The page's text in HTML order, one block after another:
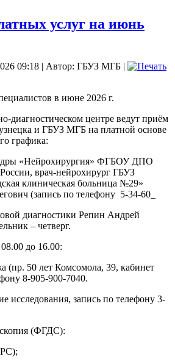
услуг на июнь
09:18 | Автор: ГБУЗ МГБ |
в июне 2026 г.
центре ведут приём
и ГБУЗ МГБ на платной основе
графика:
«Нейрохирургия» ФГБОУ ДПО
врач-нейрохирург ГБУЗ
клиническая больница №29»
(запись по телефону 5-34-60_
диагностики Репин Андрей
– четверг.
до 16.00:
50 лет Комсомола, 39, кабинет
8-905-900-7040.
запись по телефону 3-
(ФГДС):
(РРС);